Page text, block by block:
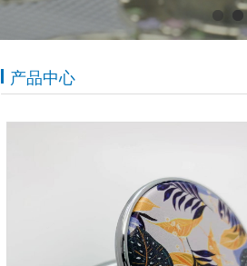
产品中心